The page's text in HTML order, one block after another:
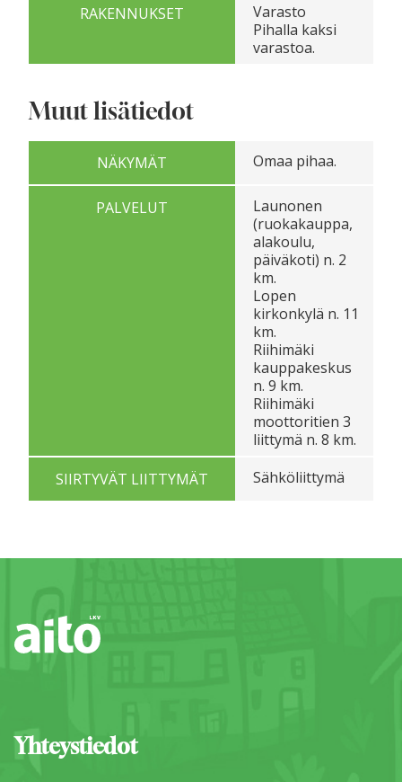
RAKENNUKSET
Varasto
Pihalla kaksi
varastoa.
Muut lisätiedot
NÄKYMÄT Omaa pihaa.
PALVELUT
Launonen
(ruokakauppa,
alakoulu,
päiväkoti) n. 2
km.
Lopen
kirkonkylä n. 11
km.
Riihimäki
kauppakeskus
n. 9 km.
Riihimäki
moottoritien 3
liittymä n. 8 km.
SIIRTYVÄT LIITTYMÄT
Sähköliittymä
Yhteystiedot